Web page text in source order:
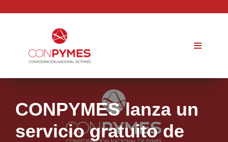
contenido
CONPYMES lanza un
servicio gratuito de